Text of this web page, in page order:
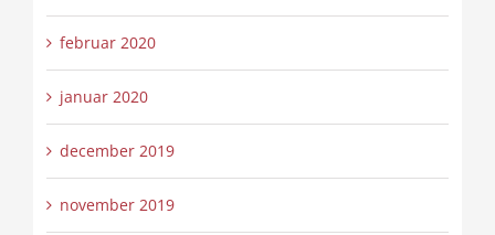
februar 2020
januar 2020
december 2019
november 2019